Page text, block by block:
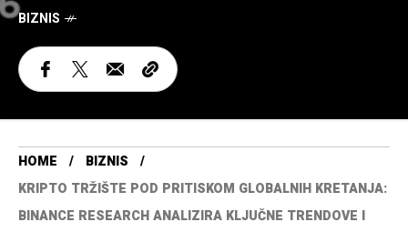
BIZNIS
HOME
BIZNIS
KRIPTO TRŽIŠTE POD PRITISKOM GLOBALNIH KRETANJA:
BINANCE RESEARCH ANALIZIRA KLJUČNE TRENDOVE I